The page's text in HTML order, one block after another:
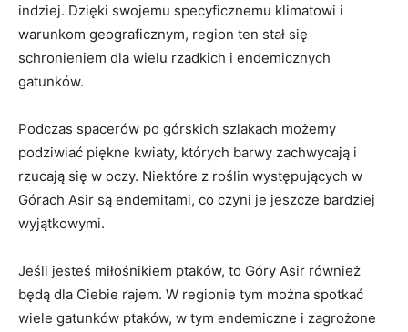
indziej. Dzięki swojemu specyficznemu klimatowi i⁢
warunkom geograficznym, region ten stał się
schronieniem dla wielu rzadkich i ⁢endemicznych
gatunków.
Podczas spacerów po górskich‌ szlakach możemy
‌podziwiać piękne kwiaty, których ‌barwy zachwycają i
rzucają się w oczy.‌ Niektóre z roślin występujących ⁢w
Górach Asir ‍są endemitami, co czyni je ⁢jeszcze bardziej⁤
wyjątkowymi.
Jeśli jesteś‍ miłośnikiem⁤ ptaków, to Góry ‍Asir ⁤również
będą dla Ciebie rajem. ‌W regionie tym można spotkać‍
wiele gatunków ptaków, w tym endemiczne i zagrożone